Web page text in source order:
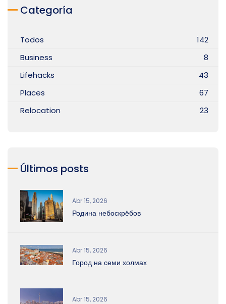
Categoría
Todos
142
Business
8
Lifehacks
43
Places
67
Relocation
23
Últimos posts
Abr 15, 2026
Родина небоскрёбов
Abr 15, 2026
Город на семи холмах
Abr 15, 2026